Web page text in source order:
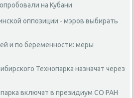
на Кубани
оппозиции - мэров выбирать
и по беременности: меры
Технопарка назначат через
включат в президиум СО РАН